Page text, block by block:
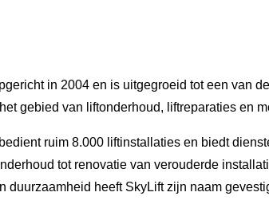
in 2004 en is uitgegroeid tot een van
gebied van liftonderhoud, liftreparaties en
ruim 8.000 liftinstallaties en biedt
tot renovatie van verouderde
duurzaamheid heeft SkyLift zijn naam